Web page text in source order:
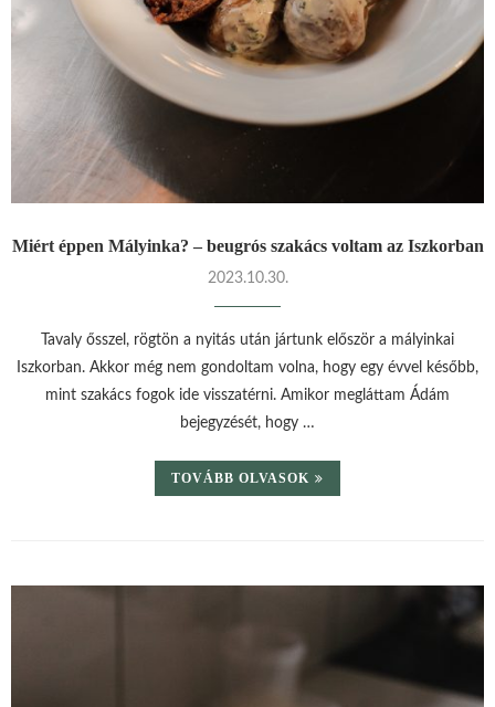
Miért éppen Mályinka? – beugrós szakács voltam az Iszkorban
2023.10.30.
Tavaly ősszel, rögtön a nyitás után jártunk először a mályinkai
Iszkorban. Akkor még nem gondoltam volna, hogy egy évvel később,
mint szakács fogok ide visszatérni. Amikor megláttam Ádám
bejegyzését, hogy …
TOVÁBB OLVASOK